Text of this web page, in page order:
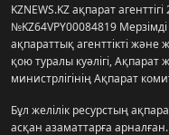
KZNEWS.KZ ақпарат
№KZ64VPY00084819
ақпараттық агенттікті және
қою туралы куәлігі,
министрлігінің Ақпарат
Бұл желілік ресурстың
асқан азаматтарға арналған.